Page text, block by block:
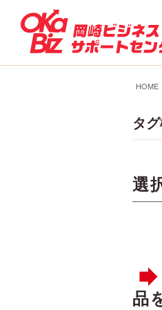
HOME
タグ
選
品